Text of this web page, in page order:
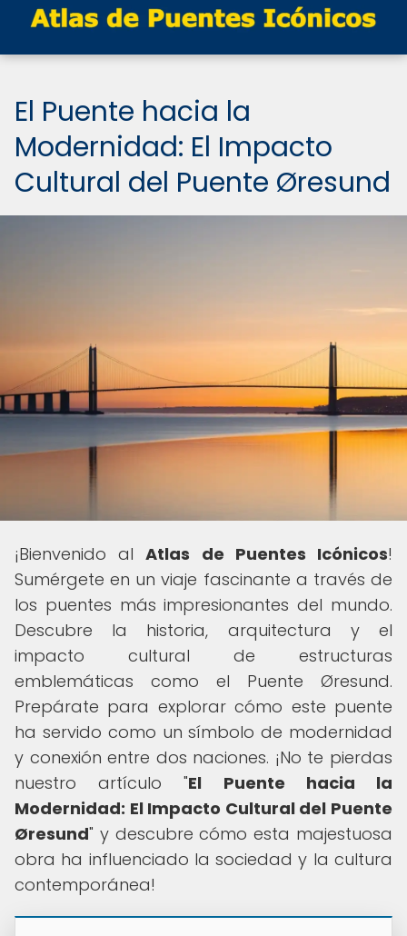
El Puente hacia la
Modernidad: El Impacto
Cultural del Puente Øresund
¡Bienvenido alAtlas de Puentes Icónicos!
Sumérgete en un viaje fascinante a través de
los puentes más impresionantes del mundo.
Descubre la historia, arquitectura y el
impacto cultural de estructuras
emblemáticas como el Puente Øresund.
Prepárate para explorar cómo este puente
ha servido como un símbolo de modernidad
y conexión entre dos naciones. ¡No te pierdas
nuestro artículo "El Puente hacia la
Modernidad: El Impacto Cultural del Puente
Øresund" y descubre cómo esta majestuosa
obra ha influenciado la sociedad y la cultura
contemporánea!